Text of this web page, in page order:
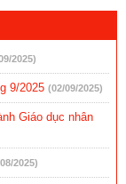
2025)
9/2025 (02/09/2025)
Giáo dục nhân
2025)